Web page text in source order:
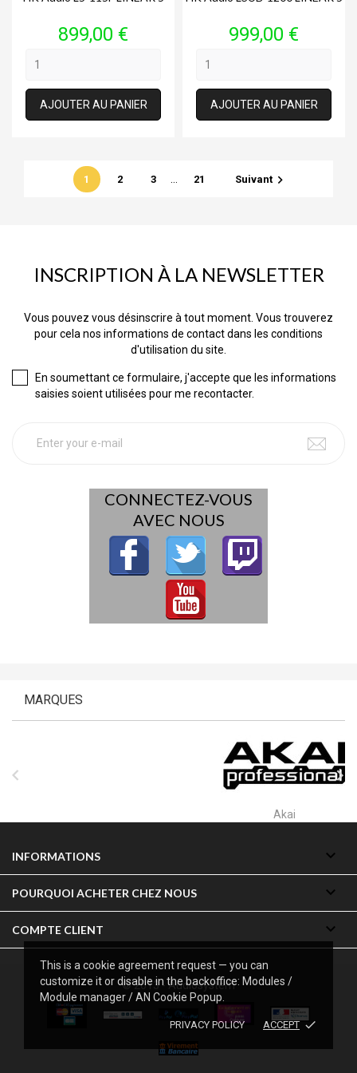
This is a cookie agreement request — you can
customize it or disable in the backoffice: Modules /
Module manager / AN Cookie Popup.
PRIVACY POLICY ACCEPT done
Prix
899,00 €
AJOUTER AU PANIER
Prix
999,00 €
AJOUTER AU PANIER
1 2 3 21 Suivant
INSCRIPTION À LA NEWSLETTER
Vous pouvez vous désinscrire à tout moment. Vous trouverez
pour cela nos informations de contact dans les conditions
d'utilisation du site.
En soumettant ce formulaire, j'accepte que les informations
saisies soient utilisées pour me recontacter.
CONNECTEZ-VOUS
AVEC NOUS
MARQUES
 
INFORMATIONS 
POURQUOI ACHETER CHEZ NOUS 
COMPTE CLIENT 
© 2013 - Audiosystem